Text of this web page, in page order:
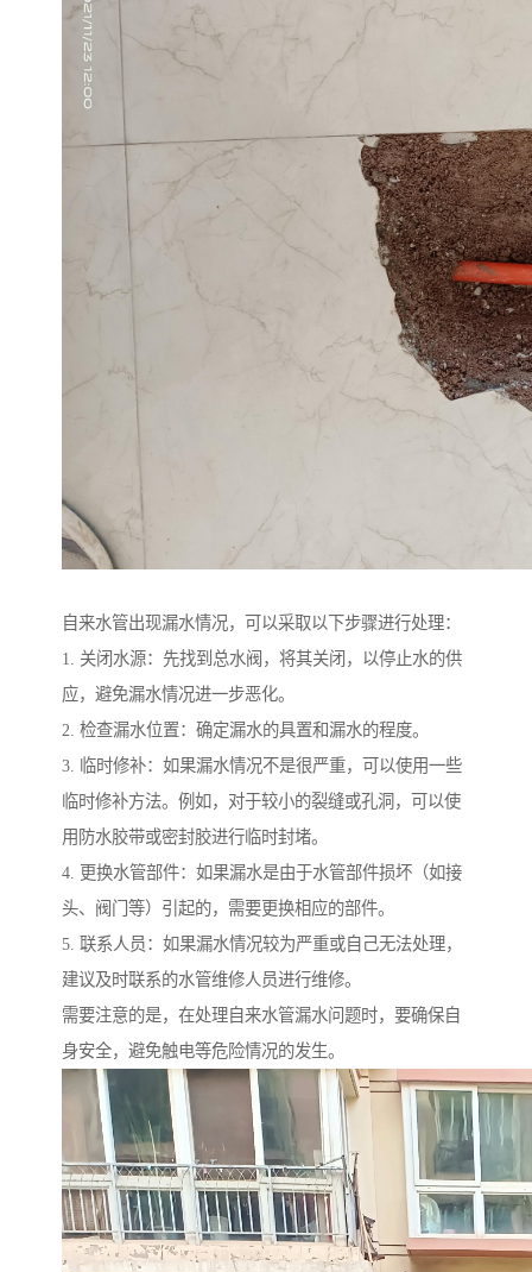
自来水管出现漏水情况，可以采取以下步骤进行处理：
1. 关闭水源：先找到总水阀，将其关闭，以停止水的供
应，避免漏水情况进一步恶化。
2. 检查漏水位置：确定漏水的具置和漏水的程度。
3. 临时修补：如果漏水情况不是很严重，可以使用一些
临时修补方法。例如，对于较小的裂缝或孔洞，可以使
用防水胶带或密封胶进行临时封堵。
4. 更换水管部件：如果漏水是由于水管部件损坏（如接
头、阀门等）引起的，需要更换相应的部件。
5. 联系人员：如果漏水情况较为严重或自己无法处理，
建议及时联系的水管维修人员进行维修。
需要注意的是，在处理自来水管漏水问题时，要确保自
身安全，避免触电等危险情况的发生。